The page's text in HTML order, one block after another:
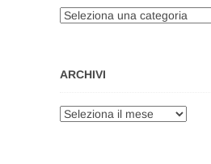
Categorie
ARCHIVI
Archivi